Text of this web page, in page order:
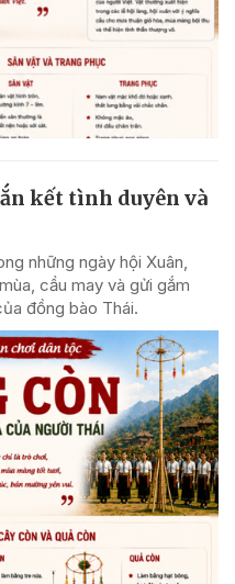
kết tình duyên và
những ngày hội Xuân,
cầu may và gửi gắm
đồng bào Thái.